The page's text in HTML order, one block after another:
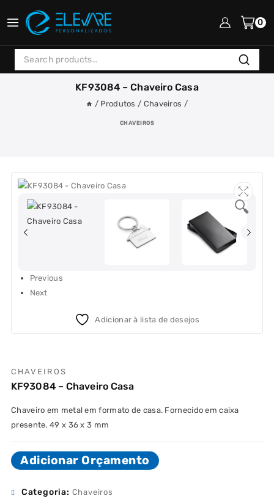
to
0
Search
for:
Search
KF93084 – Chaveiro Casa
/ Produtos / Chaveiros /
CHAVEIROS
🔍
Previous
Next
Adicionar à lista de desejos
CHAVEIROS
KF93084 – Chaveiro Casa
Chaveiro em metal em formato de casa. Fornecido em caixa
presente. 49 x 36 x 3 mm
Adicionar Orçamento
Categoria: Chaveiros